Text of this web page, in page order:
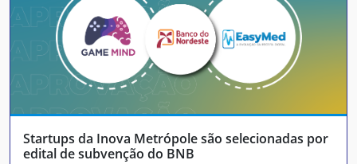
Startups da Inova Metrópole são selecionadas por
edital de subvenção do BNB